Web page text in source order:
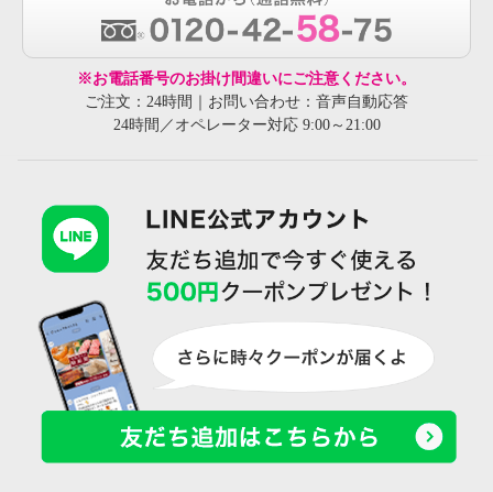
※お電話番号のお掛け間違いにご注意ください。
ご注文：24時間｜お問い合わせ：音声自動応答
24時間／オペレーター対応 9:00～21:00